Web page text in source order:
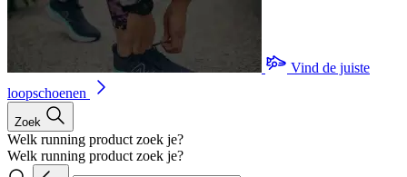
Vind de juiste
loopschoenen
Zoek
Welk running product zoek je?
Welk running product zoek je?